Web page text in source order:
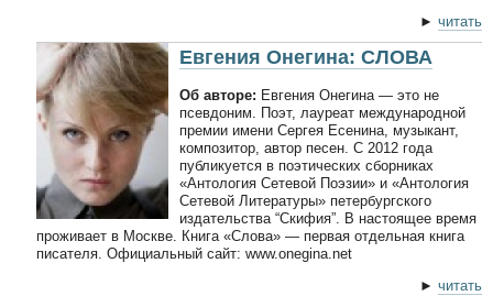
► читать
Евгения Онегина: СЛОВА
Об авторе: Евгения Онегина — это не
псевдоним. Поэт, лауреат международной
премии имени Сергея Есенина, музыкант,
композитор, автор песен. С 2012 года
публикуется в поэтических сборниках
«Антология Сетевой Поэзии» и «Антология
Сетевой Литературы» петербургского
издательства “Скифия”. В настоящее время
проживает в Москве. Книга «Слова» — первая отдельная книга
писателя. Официальный сайт: www.onegina.net
► читать